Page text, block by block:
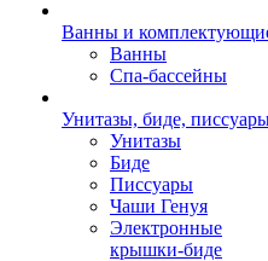
Ванны и
Ванны
Спа-бассейны
Унитазы, биде,
Унитазы
Биде
Писсуары
Чаши Генуя
Электронные
крышки-биде